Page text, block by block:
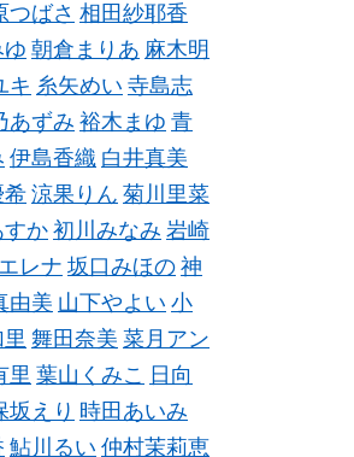
つばさ 相田紗耶香
朝倉まりあ 麻木明
キ 糸矢めい 寺島志
あずみ 裕木まゆ 青
伊島香織 白井真美
希涼果りん 菊川里菜
すか初川みなみ 岩崎
レナ 坂口みほの 神
由美 山下やよい 小
舞田奈美 菜月アン
里 葉山くみこ 日向
坂えり 時田あいみ
鮎川るい 仲村茉莉恵